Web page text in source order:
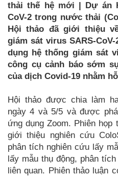
thải thế hệ mới | Dự án
CoV-2 trong nước thải
Hội thảo đã giới thiệu
giám sát virus SARS-
dụng hệ thống giám sát
công cụ cảnh báo sớm
của dịch Covid-19 nhằm
Hội thảo được chia làm
ngày 4 và 5/5 và được
ứng dụng Zoom. Phiên
giới thiệu nghiên cứu
phân tích nghiên cứu lấy
lấy mẫu thụ động, phân
liên quan. Phiên thảo luận